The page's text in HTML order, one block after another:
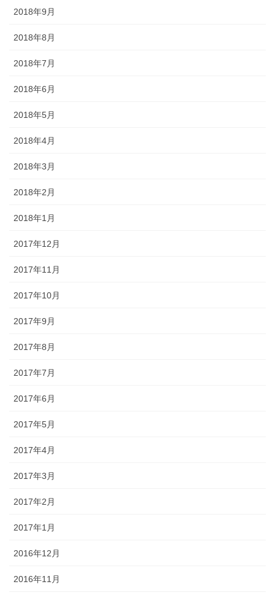
2018年9月
2018年8月
2018年7月
2018年6月
2018年5月
2018年4月
2018年3月
2018年2月
2018年1月
2017年12月
2017年11月
2017年10月
2017年9月
2017年8月
2017年7月
2017年6月
2017年5月
2017年4月
2017年3月
2017年2月
2017年1月
2016年12月
2016年11月